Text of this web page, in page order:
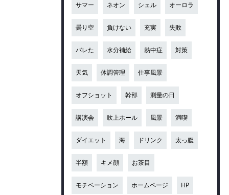
サマー ネオン シェル オーロラ
曇り空 負けない 充実 失敗
バレた 水分補給 熱中症 対策
天気 体調管理 仕事風景
オフショット 幹部 測量の日
講演会 吹上ホール 風景 満喫
ダイエット 海 ドリンク 太っ腹
半額 キメ顔 お茶目
モチベーション ホームページ HP